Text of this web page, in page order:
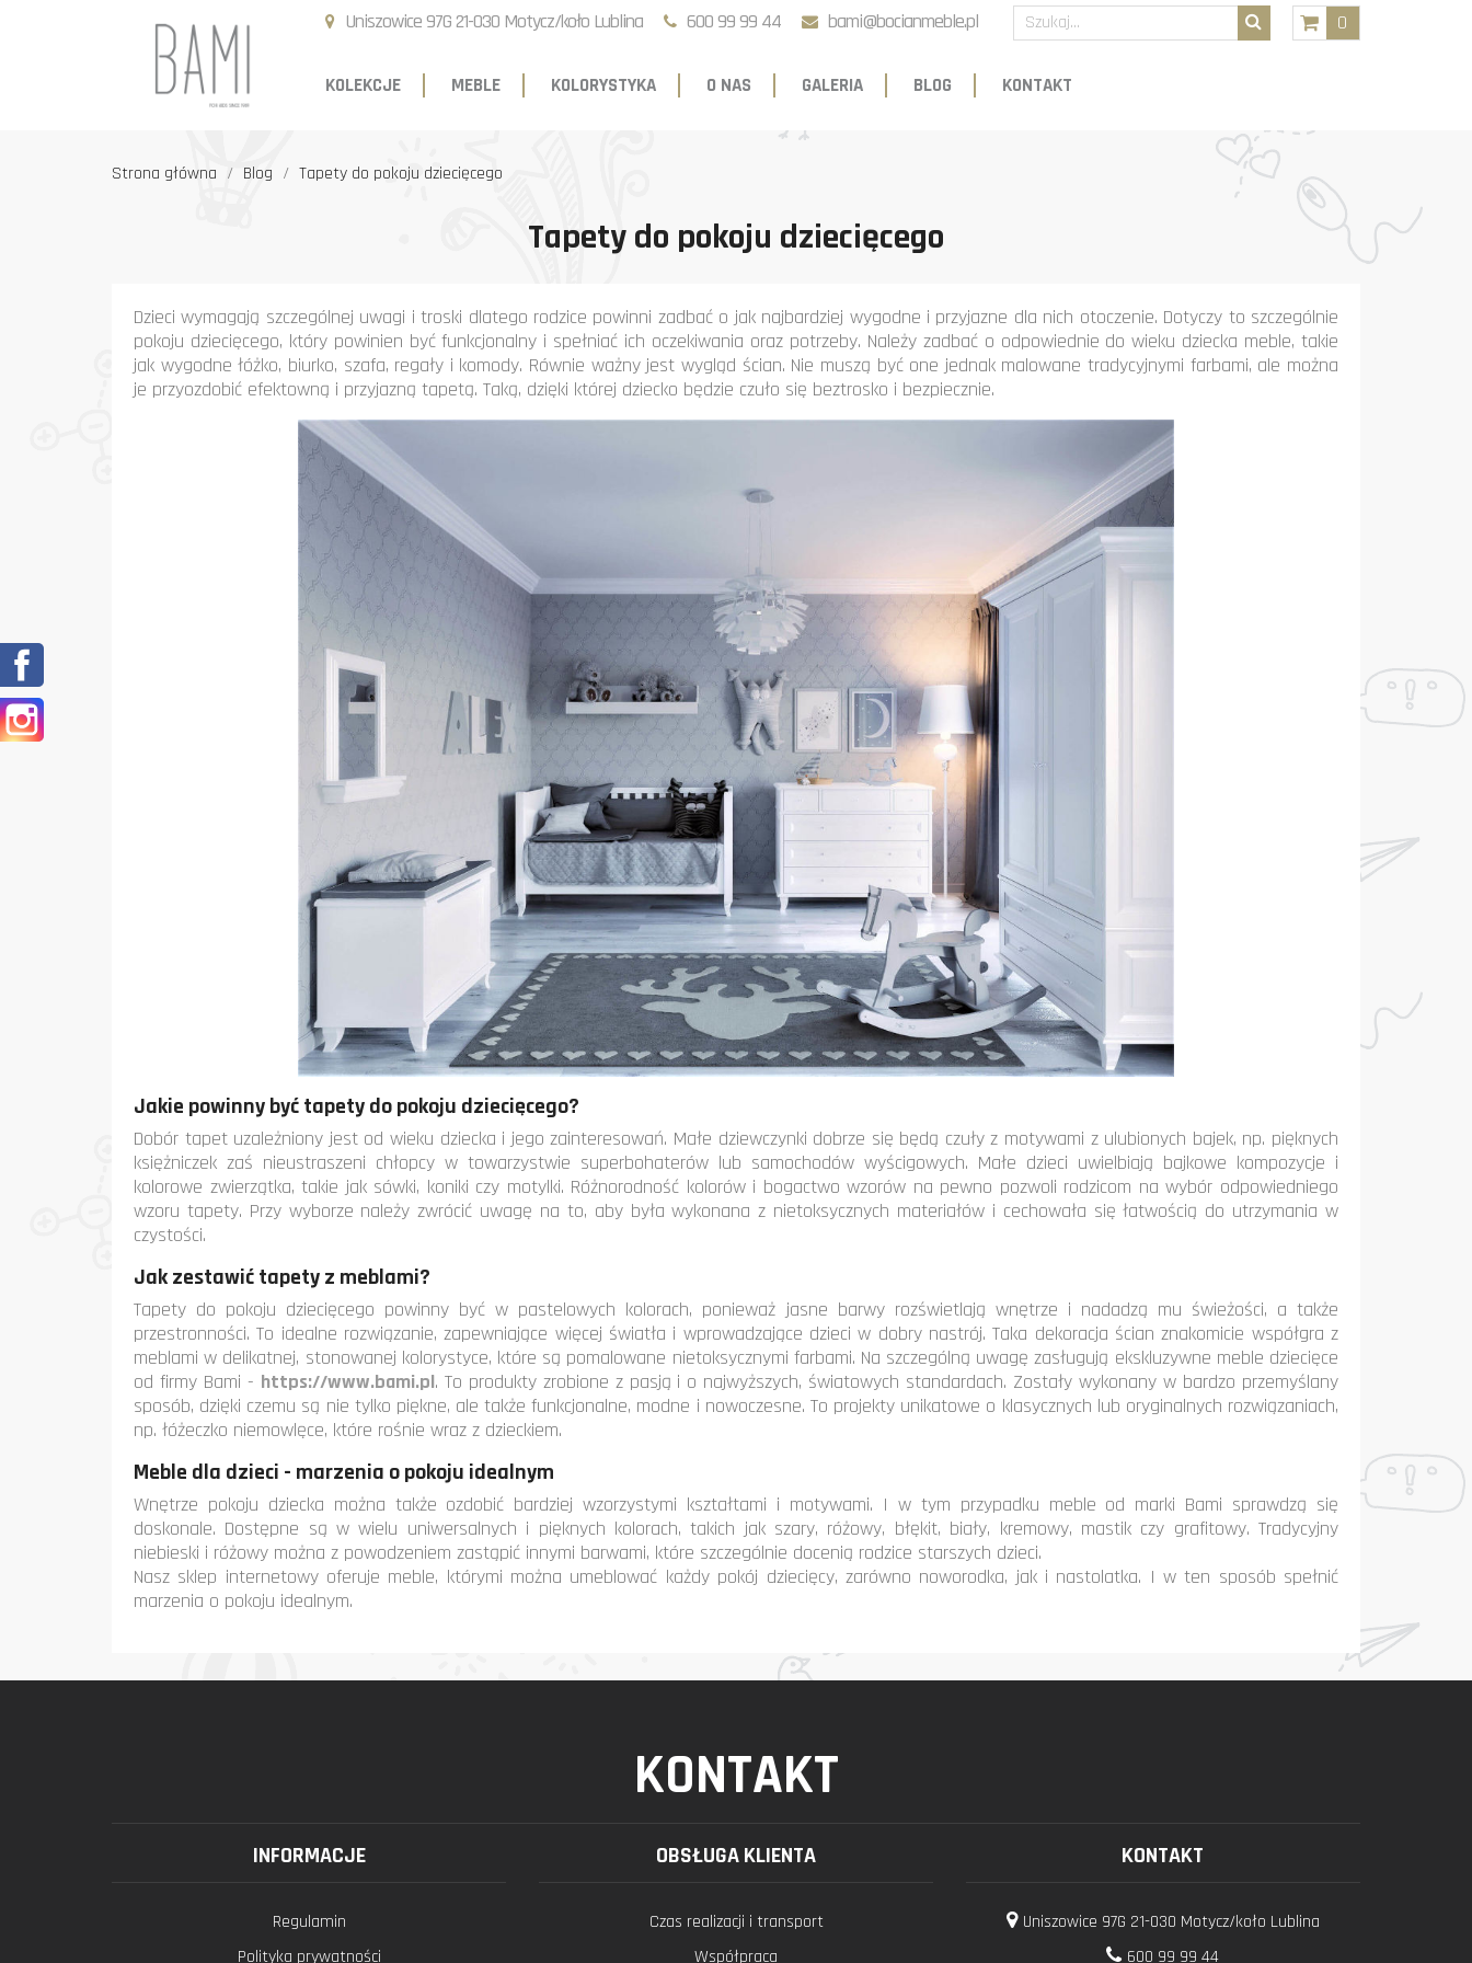
Uniszowice 97G 21-030 Motycz/koło Lublina 600 99 99 44 bami@bocianmeble.pl 0
KOLEKCJE MEBLE KOLORYSTYKA O NAS GALERIA BLOG KONTAKT
Strona główna Blog Tapety do pokoju dziecięcego
Tapety do pokoju dziecięcego
Dzieci wymagają szczególnej uwagi i troski dlatego rodzice powinni zadbać o jak najbardziej wygodne i przyjazne dla nich otoczenie. Dotyczy to szczególnie
pokoju dziecięcego, który powinien być funkcjonalny i spełniać ich oczekiwania oraz potrzeby. Należy zadbać o odpowiednie do wieku dziecka meble, takie
jak wygodne łóżko, biurko, szafa, regały i komody. Równie ważny jest wygląd ścian. Nie muszą być one jednak malowane tradycyjnymi farbami, ale można
je przyozdobić efektowną i przyjazną tapetą. Taką, dzięki której dziecko będzie czuło się beztrosko i bezpiecznie.
Jakie powinny być tapety do pokoju dziecięcego?
Dobór tapet uzależniony jest od wieku dziecka i jego zainteresowań. Małe dziewczynki dobrze się będą czuły z motywami z ulubionych bajek, np. pięknych
księżniczek zaś nieustraszeni chłopcy w towarzystwie superbohaterów lub samochodów wyścigowych. Małe dzieci uwielbiają bajkowe kompozycje i
kolorowe zwierzątka, takie jak sówki, koniki czy motylki. Różnorodność kolorów i bogactwo wzorów na pewno pozwoli rodzicom na wybór odpowiedniego
wzoru tapety. Przy wyborze należy zwrócić uwagę na to, aby była wykonana z nietoksycznych materiałów i cechowała się łatwością do utrzymania w
czystości.
Jak zestawić tapety z meblami?
Tapety do pokoju dziecięcego powinny być w pastelowych kolorach, ponieważ jasne barwy rozświetlają wnętrze i nadadzą mu świeżości, a także
przestronności. To idealne rozwiązanie, zapewniające więcej światła i wprowadzające dzieci w dobry nastrój. Taka dekoracja ścian znakomicie współgra z
meblami w delikatnej, stonowanej kolorystyce, które są pomalowane nietoksycznymi farbami. Na szczególną uwagę zasługują ekskluzywne meble dziecięce
od firmy Bami - https://www.bami.pl. To produkty zrobione z pasją i o najwyższych, światowych standardach. Zostały wykonany w bardzo przemyślany
sposób, dzięki czemu są nie tylko piękne, ale także funkcjonalne, modne i nowoczesne. To projekty unikatowe o klasycznych lub oryginalnych rozwiązaniach,
np. łóżeczko niemowlęce, które rośnie wraz z dzieckiem.
Meble dla dzieci - marzenia o pokoju idealnym
Wnętrze pokoju dziecka można także ozdobić bardziej wzorzystymi kształtami i motywami. I w tym przypadku meble od marki Bami sprawdzą się
doskonale. Dostępne są w wielu uniwersalnych i pięknych kolorach, takich jak szary, różowy, błękit, biały, kremowy, mastik czy grafitowy. Tradycyjny
niebieski i różowy można z powodzeniem zastąpić innymi barwami, które szczególnie docenią rodzice starszych dzieci.
Nasz sklep internetowy oferuje meble, którymi można umeblować każdy pokój dziecięcy, zarówno noworodka, jak i nastolatka. I w ten sposób spełnić
marzenia o pokoju idealnym.
KONTAKT
INFORMACJE
Regulamin
Polityka prywatności
OBSŁUGA KLIENTA
Czas realizacji i transport
Współpraca
KONTAKT
Uniszowice 97G 21-030 Motycz/koło Lublina
600 99 99 44